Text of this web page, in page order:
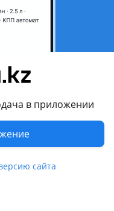
в приложении
сайта
рестайлинг